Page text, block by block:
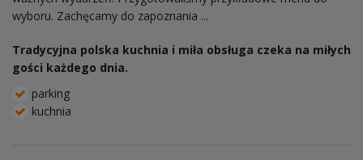
wyboru. Zachęcamy do zapoznania ...
Tradycyjna polska kuchnia i miła obsługa czeka na miłych
gości każdego dnia.
parking
kuchnia